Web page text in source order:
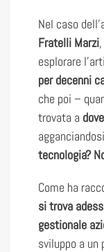
Nel caso
Fratelli Marzi
esplorare
per decenni
che poi –
trovata a
tecnologia?
Come ha
si trova
gestionale
sviluppo a un